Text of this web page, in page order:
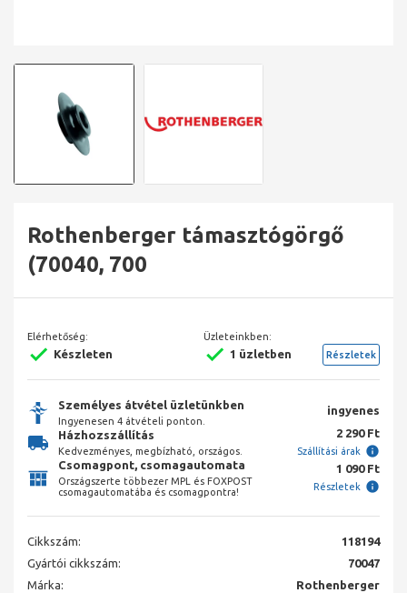
Rothenberger támasztógörgő
(70040, 700
Elérhetőség:
Készleten
Üzleteinkben:
1 üzletben Részletek
Személyes átvétel üzletünkben
Ingyenesen 4 átvételi ponton.
ingyenes
Házhozszállítás
Kedvezményes, megbízható, országos.
2 290 Ft
Szállítási árak
Csomagpont, csomagautomata
Országszerte többezer MPL és FOXPOST
csomagautomatába és csomagpontra!
1 090 Ft
Részletek
Cikkszám:
118194
Gyártói cikkszám:
70047
Márka:
Rothenberger